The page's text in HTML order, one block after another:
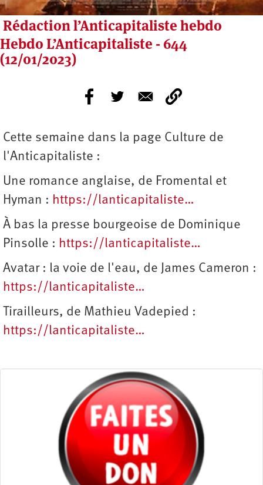
Rédaction l’Anticapitaliste hebdo
Hebdo L’Anticapitaliste - 644
(12/01/2023)
Cette semaine dans la page Culture de
l'Anticapitaliste :
Une romance anglaise, de Fromental et
Hyman : https://lanticapitaliste…
À bas la presse bourgeoise de Dominique
Pinsolle : https://lanticapitaliste…
Avatar : la voie de l'eau, de James Cameron :
https://lanticapitaliste…
Tirailleurs, de Mathieu Vadepied :
https://lanticapitaliste…